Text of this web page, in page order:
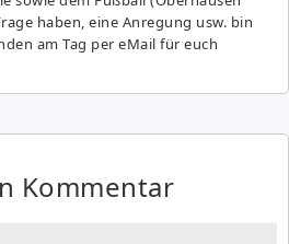
haben, eine Anregung usw. bin
am Tag per eMail für euch
Kommentar